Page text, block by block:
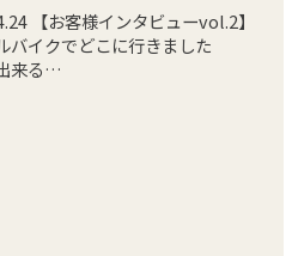
【お客様インタビューvol.2】
バイクでどこに行きました
来る…